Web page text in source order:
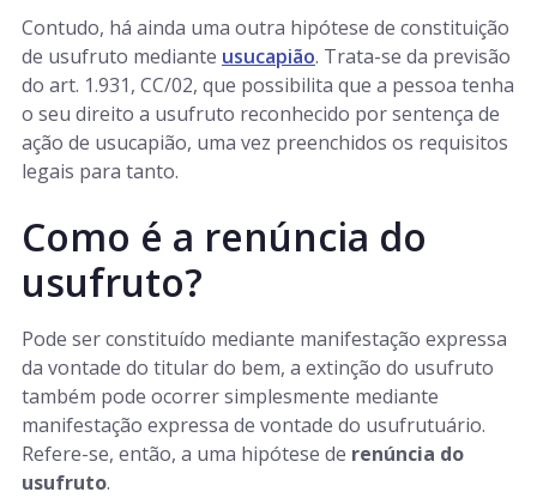
Contudo, há ainda uma outra hipótese de constituição
de usufruto mediante usucapião. Trata-se da previsão
do art. 1.931, CC/02, que possibilita que a pessoa tenha
o seu direito a usufruto reconhecido por sentença de
ação de usucapião, uma vez preenchidos os requisitos
legais para tanto.
Como é a renúncia do
usufruto?
Pode ser constituído mediante manifestação expressa
da vontade do titular do bem, a extinção do usufruto
também pode ocorrer simplesmente mediante
manifestação expressa de vontade do usufrutuário.
Refere-se, então, a uma hipótese de renúncia do
usufruto.